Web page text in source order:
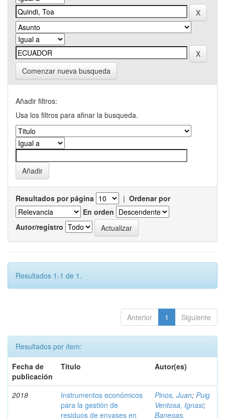
Comenzar nueva busqueda
Añadir filtros:
Usa los filtros para afinar la busqueda.
Resultados por página | Ordenar por
En orden
Autor/registro
Resultados 1-1 de 1.
Anterior 1 Siguiente
Resultados por ítem:
Fecha de
publicación
Título Autor(es)
2018
Instrumentos económicos
para la gestión de
residuos de envases en
Pinos, Juan; Puig
Ventosa, Ignasi;
Banegas,